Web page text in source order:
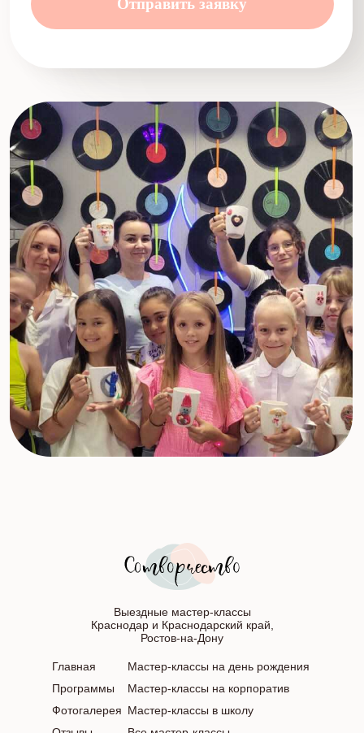
Выездные мастер-классы
Краснодар и Краснодарский край,
Ростов-на-Дону
Главная
Программы
Фотогалерея
Мастер-классы на день рождения
Мастер-классы на корпоратив
Мастер-классы в школу